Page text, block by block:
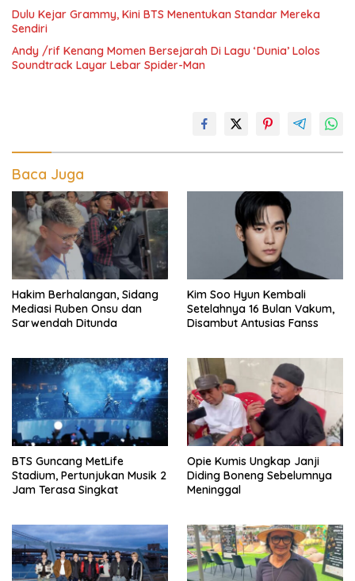
Dulu Kejar Grammy, Kini BTS Menentukan Standar Mereka
Sendiri
Andy /rif Kenang Momen Bersejarah Di Lagu ‘Dunia’ Lolos
Soundtrack Layar Lebar Spider-Man
Baca Juga
Hakim Berhalangan, Sidang
Mediasi Ruben Onsu dan
Sarwendah Ditunda
Kim Soo Hyun Kembali
Setelahnya 16 Bulan Vakum,
Disambut Antusias Fanss
BTS Guncang MetLife
Stadium, Pertunjukan Musik 2
Jam Terasa Singkat
Opie Kumis Ungkap Janji
Diding Boneng Sebelumnya
Meninggal